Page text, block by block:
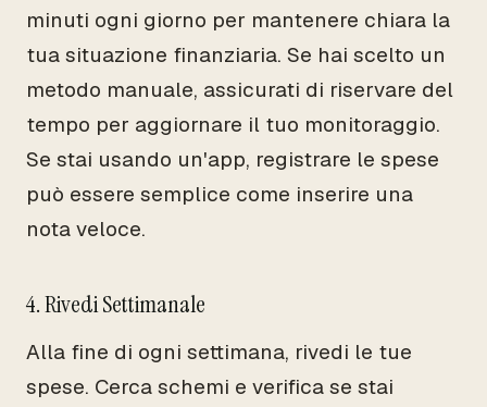
minuti ogni giorno per mantenere chiara la
tua situazione finanziaria. Se hai scelto un
metodo manuale, assicurati di riservare del
tempo per aggiornare il tuo monitoraggio.
Se stai usando un'app, registrare le spese
può essere semplice come inserire una
nota veloce.
4. Rivedi Settimanale
Alla fine di ogni settimana, rivedi le tue
spese. Cerca schemi e verifica se stai